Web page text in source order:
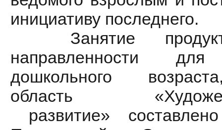
инициативу последнего.
Занятие
направленности
дошкольного
область
развитие»